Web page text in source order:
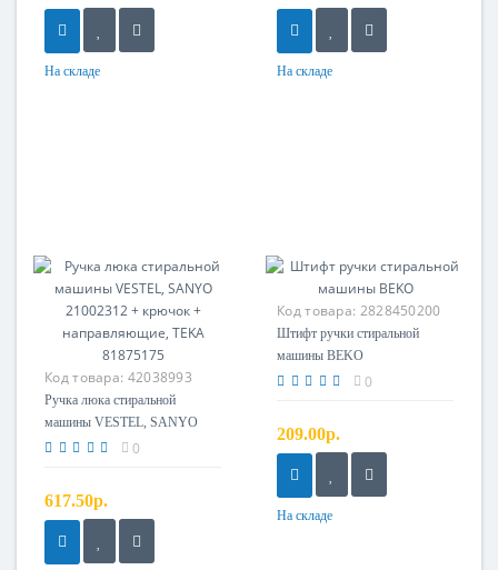
На складе На складе
Код товара: 42038993
Ручка люка стиральной
машины VESTEL, SANYO
21002312 + крючок +
0
617.50р.
Код товара: 2828450200
Штифт ручки стиральной
машины BEKO
0
209.00р.
На складе